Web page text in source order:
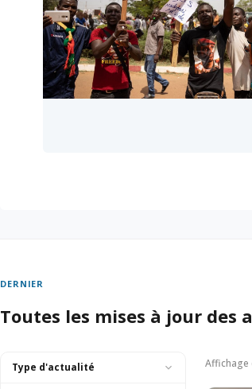
DERNIER
Toutes les mises à jour des
Type d'actualité Affichage